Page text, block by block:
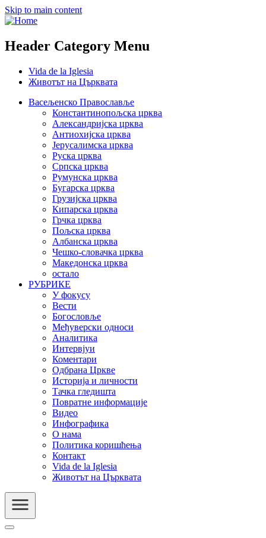
Skip to main content
Header Category Menu
Vida de la Iglesia
Животът на Църквата
Васељенско Православље
Константинопољска црква
Александријска црква
Антиохијска црква
Јерусалимска црква
Руска црква
Српска црква
Румунска црква
Бугарска црква
Грузијска црква
Кипарска црква
Грчка црква
Пољска црква
Албанска црква
Чешко-словачка црква
Македонска црква
остало
РУБРИКЕ
У фокусу
Вести
Богословље
Међуверски односи
Аналитика
Интервјуи
Коментари
Одбрана Цркве
Историја и личности
Тачка гледишта
Повратне информације
Видео
Инфографика
О нама
Политика коришћења
Контакт
Vida de la Iglesia
Животът на Църквата